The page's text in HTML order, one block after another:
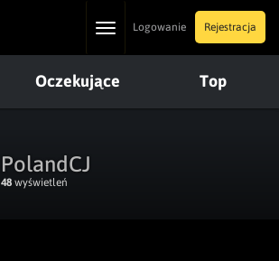
ToggleLogowanie Rejestracja
Oczekujące Top
PolandCJ
48 wyświetleń